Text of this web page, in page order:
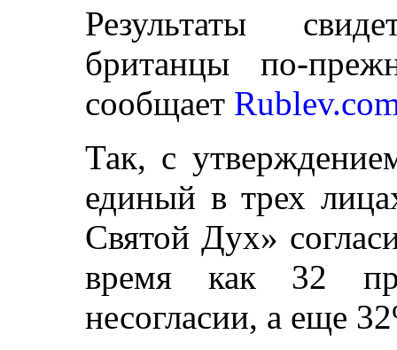
Результаты
британцы по-
сообщает
Так, с
единый в трех
Святой Дух»
время как 32
несогласии, а еще